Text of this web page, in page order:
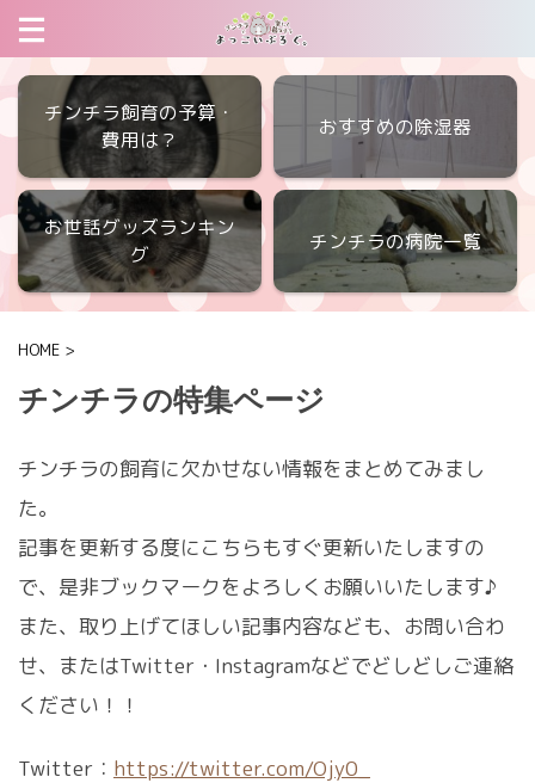
チンチラ飼育の予算・
費用は？
おすすめの除湿器
お世話グッズランキン
グ
チンチラの病院一覧
HOME >
チンチラの特集ページ
チンチラの飼育に欠かせない情報をまとめてみまし
た。
記事を更新する度にこちらもすぐ更新いたしますの
で、是非ブックマークをよろしくお願いいたします♪
また、取り上げてほしい記事内容なども、お問い合わ
せ、またはTwitter・Instagramなどでどしどしご連絡
ください！！
Twitter： https://twitter.com/Ojy0_